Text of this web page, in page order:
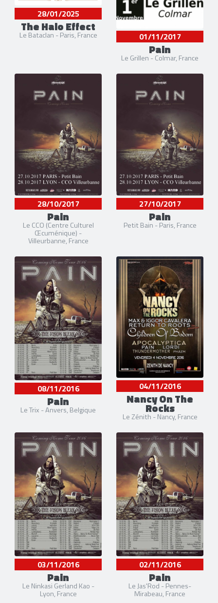
28/01/2025
The Halo Effect
Le Bataclan - Paris, France 01/11/2017
Pain
Le Grillen - Colmar, France
28/10/2017
Pain
Le CCO (Centre Culturel
Œcuménique) -
Villeurbanne, France
27/10/2017
Pain
Petit Bain - Paris, France
08/11/2016
Pain
Le Trix - Anvers, Belgique
04/11/2016
Nancy On The
Rocks
Le Zénith - Nancy, France
03/11/2016
Pain
Le Ninkasi Gerland Kao -
Lyon, France
02/11/2016
Pain
Le Jas'Rod - Pennes-
Mirabeau, France